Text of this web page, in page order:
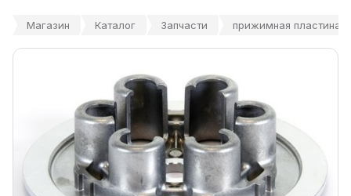
Магазин Каталог Запчасти прижимная пластина